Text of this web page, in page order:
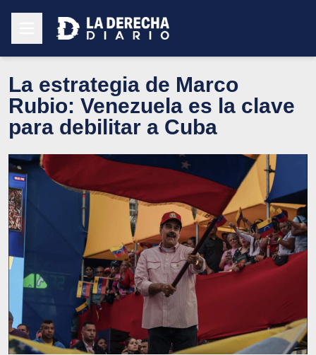
La estrategia de Marco
Rubio: Venezuela es la clave
para debilitar a Cuba